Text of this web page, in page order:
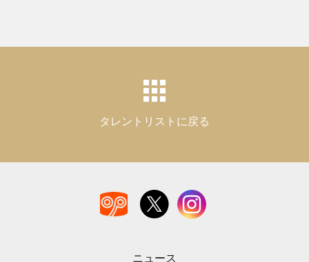

タレントリストに戻る
ニュース